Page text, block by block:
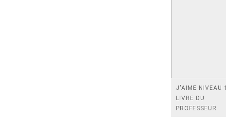
J'AIME NIVEAU 1
LIVRE DU
PROFESSEUR